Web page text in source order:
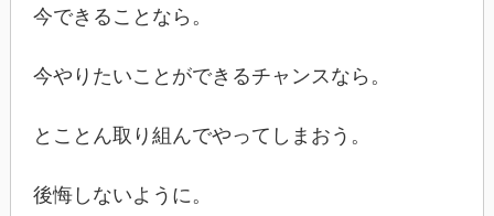
今できることなら。
今やりたいことができるチャンスなら。
とことん取り組んでやってしまおう。
後悔しないように。